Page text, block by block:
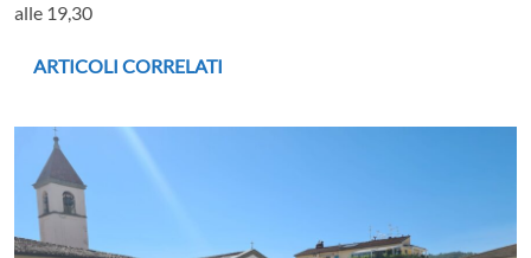
alle 19,30
ARTICOLI CORRELATI